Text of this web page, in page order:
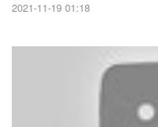
2021-11-19 01:18